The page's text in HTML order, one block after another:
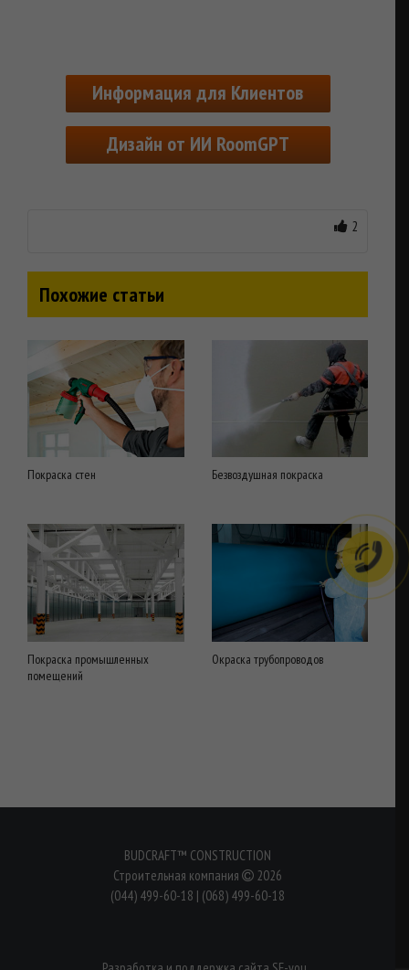
Информация для Клиентов
Дизайн от ИИ RoomGPT
2
Похожие статьи
Покраска стен Безвоздушная покраска
Покраска промышленных
помещений
Окраска трубопроводов
BUDCRAFT™ CONSTRUCTION
Строительная компания
2026
(044) 499-60-18 | (068) 499-60-18